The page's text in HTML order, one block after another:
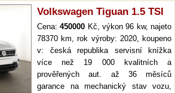
Volkswagen Tiguan 1.5 TSI
Cena:450000 Kč, výkon 96 kw, najeto
78370 km, rok výroby: 2020, koupeno
v: česká republika servisní knížka
více než 19 000 kvalitních a
prověřených aut. až 36 měsíců
garance na mechanický stav vozu,